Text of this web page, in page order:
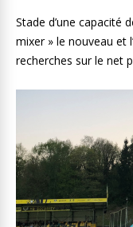
Stade d’une capacité
mixer » le nouveau et
recherches sur le net